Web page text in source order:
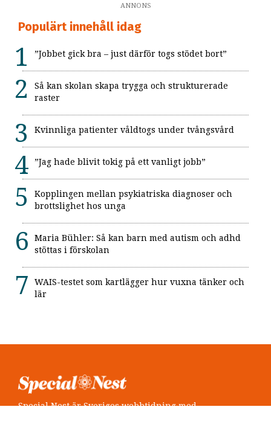
ANNONS
Populärt innehåll idag
”Jobbet gick bra – just därför togs stödet bort”
Så kan skolan skapa trygga och strukturerade
raster
Kvinnliga patienter våldtogs under tvångsvård
”Jag hade blivit tokig på ett vanligt jobb”
Kopplingen mellan psykiatriska diagnoser och
brottslighet hos unga
Maria Bühler: Så kan barn med autism och adhd
stöttas i förskolan
WAIS-testet som kartlägger hur vuxna tänker och
lär
Special Nest är Sveriges webbtidning med